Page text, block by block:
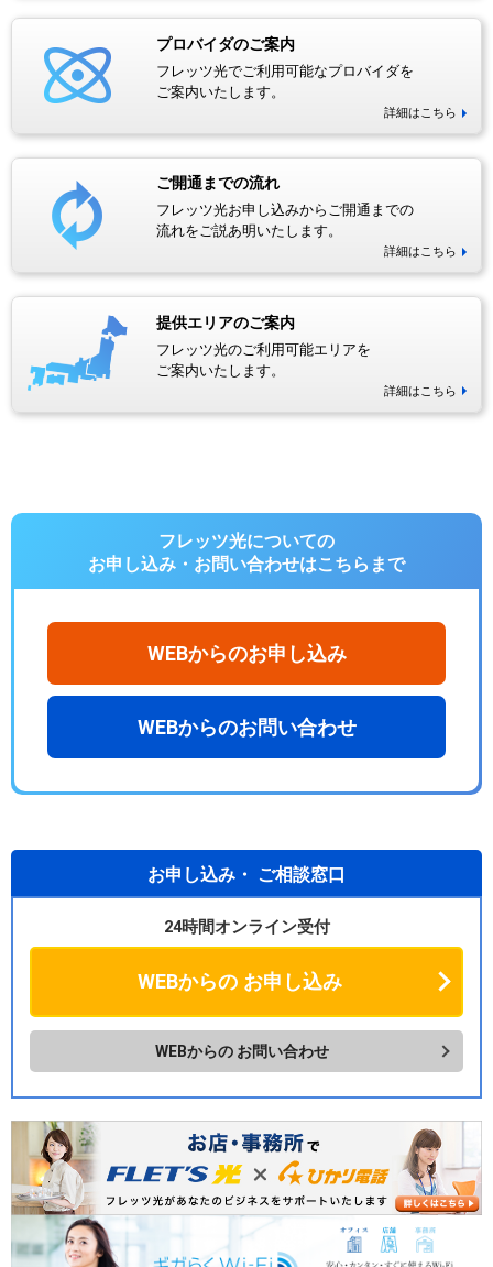
プロバイダのご案内
フレッツ光でご利用可能なプロバイダを
ご案内いたします。
詳細はこちら
ご開通までの流れ
フレッツ光お申し込みからご開通までの
流れをご説あ明いたします。
詳細はこちら
提供エリアのご案内
フレッツ光のご利用可能エリアを
ご案内いたします。
詳細はこちら
フレッツ光についての
お申し込み・お問い合わせはこちらまで
WEBからのお申し込み
WEBからのお問い合わせ
お申し込み・ ご相談窓口
24時間オンライン受付
WEBからのお申し込み
WEBからの お問い合わせ